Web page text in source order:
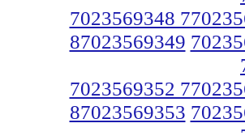
7023569348
87023569349
7023569352
87023569353